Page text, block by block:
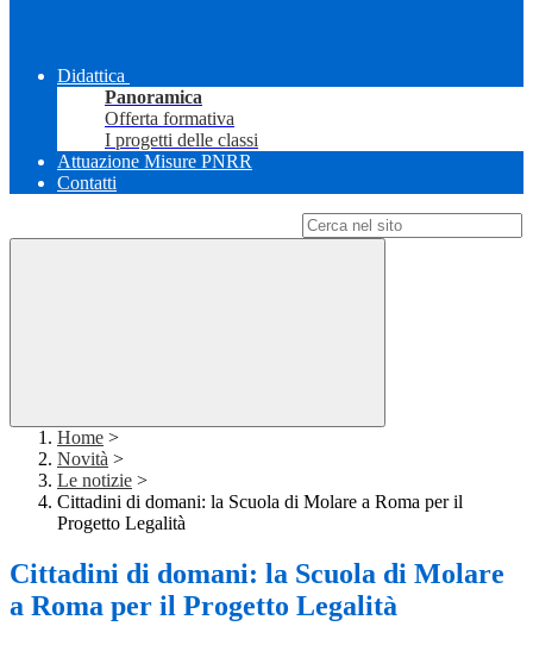
Didattica
Panoramica
Offerta formativa
I progetti delle classi
Attuazione Misure PNRR
Contatti
Home >
Novità >
Le notizie >
Cittadini di domani: la Scuola di Molare a Roma per il
Progetto Legalità
Cittadini di domani: la Scuola di Molare
a Roma per il Progetto Legalità